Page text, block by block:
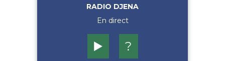
RADIO DJENA
En direct
▶️ ?